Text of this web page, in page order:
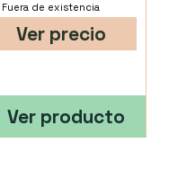
Fuera de existencia
Ver precio
Ver producto